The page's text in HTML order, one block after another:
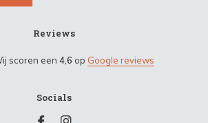
Reviews
scoren een 4,6 op Google reviews
Socials